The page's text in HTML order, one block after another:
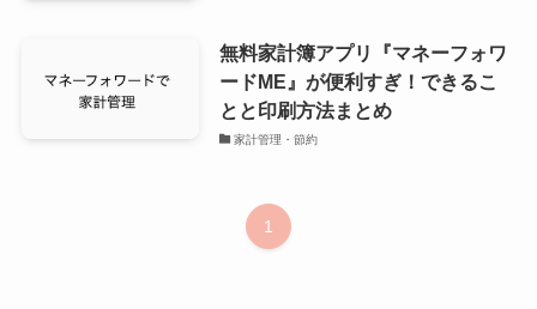
無料家計簿アプリ『マネーフォワ
ードME』が便利すぎ！できるこ
とと印刷方法まとめ
家計管理・節約
1